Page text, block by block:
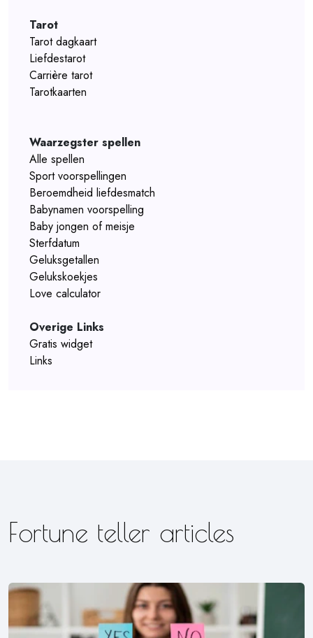
Tarot
Tarot dagkaart
Liefdestarot
Carrière tarot
Tarotkaarten
Waarzegster spellen
Alle spellen
Sport voorspellingen
Beroemdheid liefdesmatch
Babynamen voorspelling
Baby jongen of meisje
Sterfdatum
Geluksgetallen
Gelukskoekjes
Love calculator
Overige Links
Gratis widget
Links
Fortune teller articles